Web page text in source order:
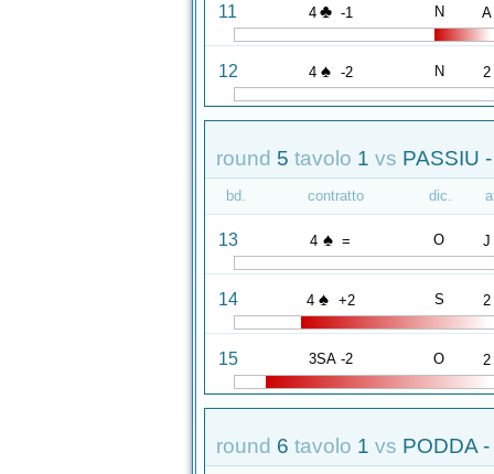
11 4 ♣ -1 N A
12 4 ♠ -2 N 2
round 5 tavolo 1 vs PASSIU
bd. contratto dic.
13 4 ♠ = O J
14 4 ♠ +2 S 2
15 3SA -2 O 2
round 6 tavolo 1 vs PODDA